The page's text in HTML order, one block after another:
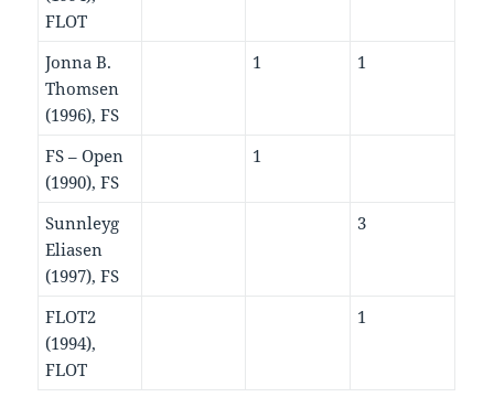
FLOT
Jonna B.
Thomsen
(1996), FS
1 1
FS – Open
(1990), FS
1
Sunnleyg
Eliasen
(1997), FS
3
FLOT2
(1994),
FLOT
1